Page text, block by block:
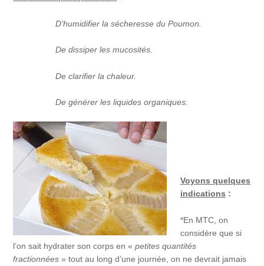
D’humidifier la sécheresse du Poumon.
De dissiper les mucosités.
De clarifier la chaleur.
De générer les liquides organiques.
Voyons quelques
indications :
*En MTC, on
considère que si
l’on sait hydrater son corps en «petites quantités
fractionnées» tout au long d’une journée, on ne devrait jamais